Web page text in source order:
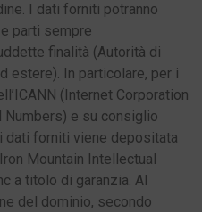
I dati forniti potranno
parti sempre
finalità (Autorità di
estere). In particolare, per i
(Internet Corporation
e su consiglio
dati forniti viene depositata
Mountain Intellectual
a titolo di garanzia. Al
del dominio, secondo